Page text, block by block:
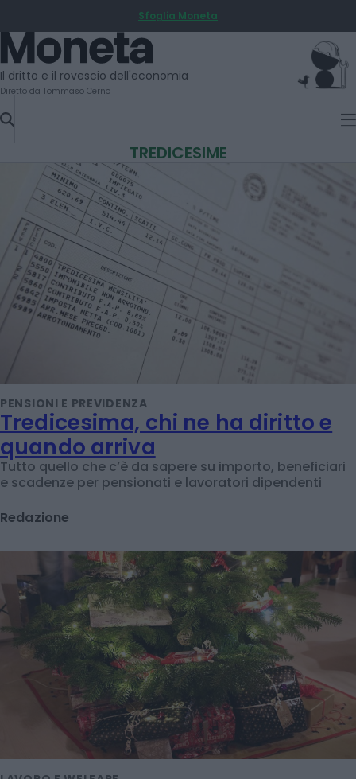
TO
CONTENT
Sfoglia Moneta
Moneta
Il dritto e il rovescio dell'economia
Diretto da Tommaso Cerno
TREDICESIME
PENSIONI E PREVIDENZA
Tredicesima, chi ne ha diritto e
quando arriva
e scadenze per pensionati e lavoratori dipendenti
Redazione